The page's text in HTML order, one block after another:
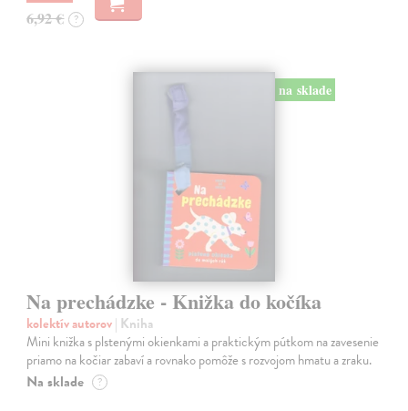
6,92 € ?
na sklade
Na prechádzke - Knižka do kočíka
kolektív autorov| Kniha
Mini knižka s plstenými okienkami a praktickým pútkom na zavesenie
priamo na kočiar zabaví a rovnako pomôže s rozvojom hmatu a zraku.
Na sklade ?